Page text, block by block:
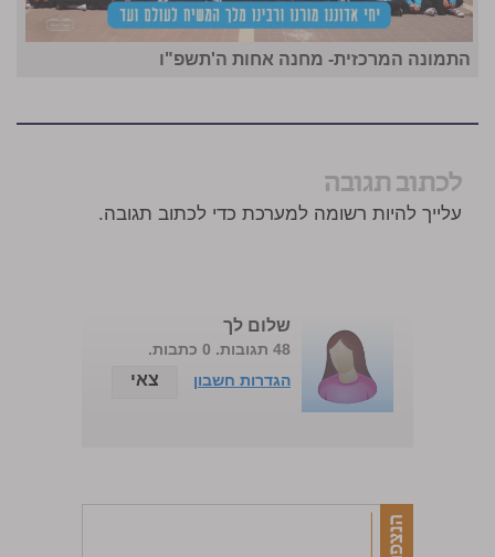
התמונה המרכזית- מחנה אחות ה'תשפ"ו
לכתוב תגובה
עלייך להיות רשומה למערכת כדי לכתוב תגובה.
שלום לך
48 תגובות. 0 כתבות.
הגדרות חשבון
צאי